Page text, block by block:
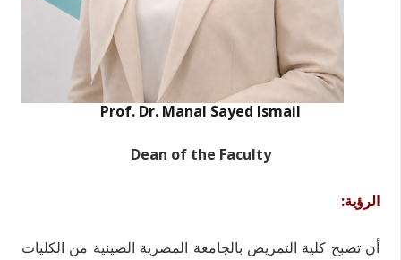
Prof. Dr. Manal Sayed Ismail
Dean of the Faculty
الرؤية:
أن تصبح كلية التمريض بالجامعة المصرية الصينية من الكليات